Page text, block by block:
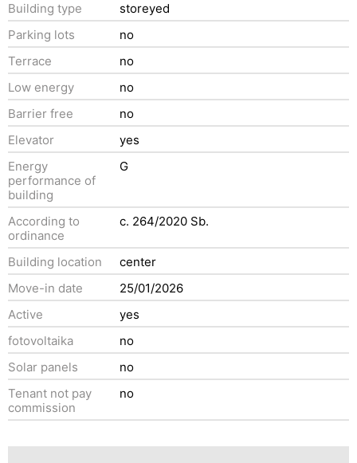
Building type
storeyed
Parking lots
no
Terrace
no
Low energy
no
Barrier free
no
Elevator
yes
Energy
performance of
building
G
According to
ordinance
c. 264/2020 Sb.
Building location
center
Move-in date
25/01/2026
Active
yes
fotovoltaika
no
Solar panels
no
Tenant not pay
commission
no